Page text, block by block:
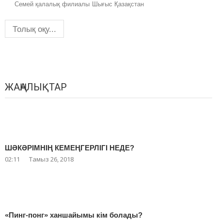
Семей қалалық филиалы Шығыс Қазақстан
Толық оқу...
ЖАҢАЛЫҚТАР
ШӘКӘРІМНІҢ КЕМЕҢГЕРЛІГІ НЕДЕ?
02:11 Тамыз 26, 2018
«Пинг-понг» ханшайымы кім болады?